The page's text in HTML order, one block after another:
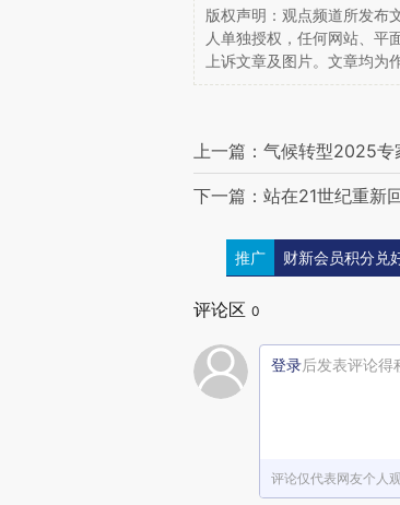
版权声明：观点频道所发布
人单独授权，任何网站、平
上诉文章及图片。文章均为
上一篇：气候转型2025
下一篇：站在21世纪重新
推广 财新会员积分兑
评论区 0
登录后发表评论得
评论仅代表网友个人